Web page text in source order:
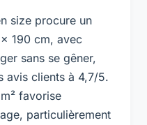
size procure un
190 cm, avec
sans se gêner,
avis clients à 4,7/5.
favorise
particulièrement